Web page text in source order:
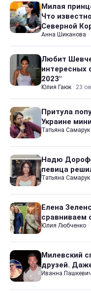
Милая
Что
Северной
Анна Шиканова ·
Любит
интересных
2023"
Юлия Гаюк · 23
Притула
Украине
Татьяна Самарук
Надю
певица
Татьяна Самарук
Елена
сравниваем
Юлия Любченко ·
Милевский
друзей.
Иванна Пашкевич